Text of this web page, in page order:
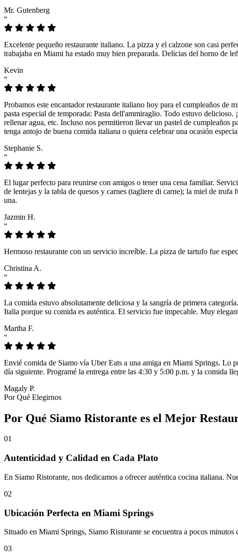
Mr. Gutenberg
“
Excelente pequeño restaurante italiano. La pizza y el calzone son casi
trabajaba en Miami ha estado muy bien preparada. Delicias del horno de
Kevin
“
Probamos este encantador restaurante italiano hoy para el cumpleaños
pasta especial de temporada: Pasta dell'ammiraglio. Todo estuvo
rellenar agua, etc. Incluso nos permitieron llevar un pastel de cumpleaños
tenga antojo de buena comida italiana o quiera celebrar una ocasión
Stephanie S.
“
El lugar perfecto para reunirse con amigos o tener una cena familiar.
de lentejas y la tabla de quesos y carnes (tagliere di carne); la miel de
una.
Jazmin H.
“
Hermoso restaurante con un servicio increíble. La pizza de tartufo fue
Christina A.
“
La comida estuvo absolutamente deliciosa y la sangría de primera
Italia porque su comida es auténtica. El servicio fue impecable. Muy
Martha F.
“
Envié comida de Siamo vía Uber Eats a una amiga en Miami Springs. Lo
día siguiente. Programé la entrega entre las 4:30 y 5:00 p.m. y la comida
Magaly P.
Por Qué Elegirnos
Por Qué Siamo Ristorante es el Mejor
01
Autenticidad y Calidad en Cada Plato
En Siamo Ristorante, nos dedicamos a ofrecer auténtica cocina italiana.
02
Ubicación Perfecta en Miami Springs
Situado en Miami Springs, Siamo Ristorante se encuentra a pocos
03